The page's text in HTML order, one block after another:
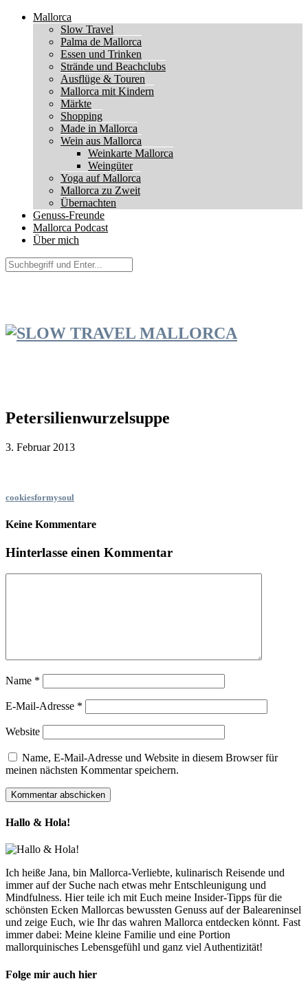
Mallorca
Slow Travel
Palma de Mallorca
Essen und Trinken
Strände und Beachclubs
Ausflüge & Touren
Mallorca mit Kindern
Märkte
Shopping
Made in Mallorca
Wein aus Mallorca
Weinkarte Mallorca
Weingüter
Yoga auf Mallorca
Mallorca zu Zweit
Übernachten
Genuss-Freunde
Mallorca Podcast
Über mich
Petersilienwurzelsuppe
3. Februar 2013
cookiesformysoul
Keine Kommentare
Hinterlasse einen Kommentar
Name *
E-Mail-Adresse *
Website
Name, E-Mail-Adresse und Website in diesem Browser für
meinen nächsten Kommentar speichern.
Hallo & Hola!
Ich heiße Jana, bin Mallorca-Verliebte, kulinarisch Reisende und
immer auf der Suche nach etwas mehr Entschleunigung und
Mindfulness. Hier teile ich mit Euch meine Insider-Tipps für die
schönsten Ecken Mallorcas bewussten Genuss auf der Baleareninsel
und zeige Euch, wie Ihr das wahren Mallorca entdecken könnt. Fast
immer dabei: Meine kleine Familie und eine Portion
mallorquinisches Lebensgefühl und ganz viel Authentizität!
Folge mir auch hier